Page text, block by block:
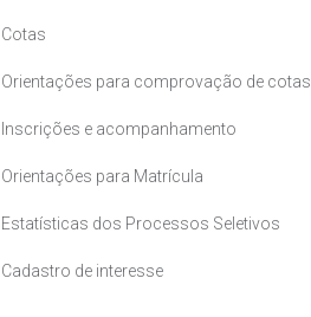
Cotas
Orientações para comprovação de cotas
Inscrições e acompanhamento
Orientações para Matrícula
Estatísticas dos Processos Seletivos
Cadastro de interesse